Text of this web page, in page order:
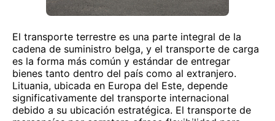
El transporte terrestre es una parte integral de la
cadena de suministro belga, y el transporte de carga
es la forma más común y estándar de entregar
bienes tanto dentro del país como al extranjero.
Lituania, ubicada en Europa del Este, depende
significativamente del transporte internacional
debido a su ubicación estratégica. El transporte de